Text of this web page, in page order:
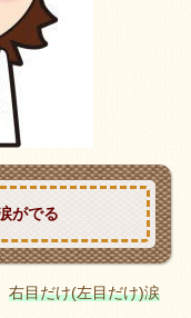
がでる
右目だけ(左目だけ)涙